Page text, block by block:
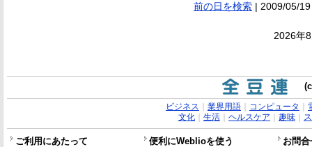
前の日を検索| 2009/05/
2026年
ビジネス 業界用語｜ コンピュータ
文化｜ 生活｜ ヘルスケア 趣味｜
ご利用にあたって 便利にWeblioを使う
お問